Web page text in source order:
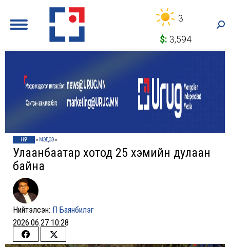
3
$: 3,594
НҮҮР » МЭДЭЭ»
Улаанбаатар хотод 25 хэмийн дулаан
байна
Нийтэлсэн: П Баянбилэг
2026.06.27 10:28
Share
Share